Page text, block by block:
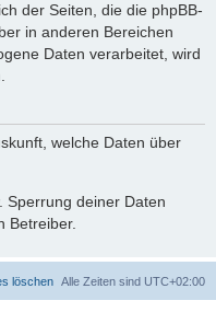
der Seiten, die die phpBB-
in anderen Bereichen
Daten verarbeitet, wird
welche Daten über
Sperrung deiner Daten
Betreiber.
Alle Zeiten sind UTC+02:00
löschen